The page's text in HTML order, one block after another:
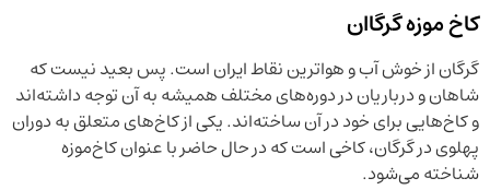
کاخ موزه گرگاان
گرگان از خوش آب و هواترین نقاط ایران است. پس بعید نیست که
شاهان و درباریان در دوره‌های مختلف همیشه به آن توجه داشته‌اند
و کاخ‌هایی برای خود در آن ساخته‌اند. یکی از کاخ‌های متعلق به دوران
پهلوی در گرگان، کاخی است که در حال حاضر با عنوان کاخ‌موزه
شناخته می‌شود.